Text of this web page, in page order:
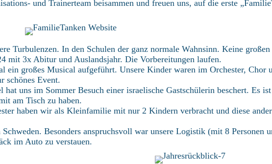
und Trainerteam beisammen und freuen uns, auf die erste
Turbulenzen. In den Schulen der ganz normale Wahnsinn. Keine großen
mit 3x Abitur und Auslandsjahr. Die Vorbereitungen laufen.
ein großes Musical aufgeführt. Unsere Kinder waren im Orchester, Chor
schönes Event.
hat uns im Sommer Besuch einer israelische Gastschülerin beschert. Es
am Tisch zu haben.
haben wir als Kleinfamilie mit nur 2 Kindern verbracht und diese
Besonders anspruchsvoll war unsere Logistik (mit 8 Personen
im Auto zu verstauen.